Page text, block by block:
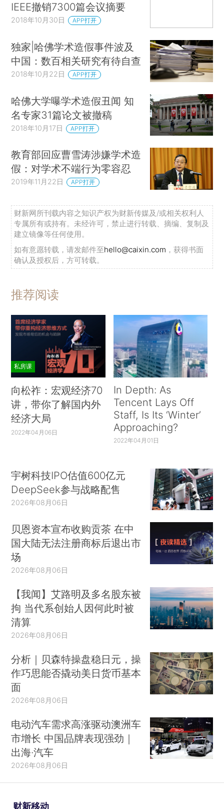
IEEE撤销7300篇会议摘要
2018年10月30日 APP打开
独家|哈佛学术造假事件波及
中国：数百相关研究有待自查
2018年10月22日 APP打开
哈佛大学曝学术造假丑闻 知
名专家31篇论文被撤稿
2018年10月17日 APP打开
教育部回应曹雪涛涉嫌学术造
假：对学术不端行为零容忍
2019年11月22日 APP打开
财新网所刊载内容之知识产权为财新传媒及/或相关权利人
专属所有或持有。未经许可，禁止进行转载、摘编、复制及
建立镜像等任何使用。
如有意愿转载，请发邮件至hello@caixin.com ，获得书面
确认及授权后，方可转载。
推荐阅读
私房课
向松祚：宏观经济70
讲，带你了解国内外
经济大局
2022年04月06日
In Depth: As
Tencent Lays Off
Staff, Is Its ‘Winter’
Approaching?
2022年04月01日
宇树科技IPO估值600亿元
DeepSeek参与战略配售
2026年08月06日
贝恩资本宣布收购贡茶 在中
国大陆无法注册商标后退出市
场
2026年08月06日
【我闻】艾路明及多名股东被
拘 当代系创始人因何此时被
清算
2026年08月06日
分析｜贝森特操盘稳日元，操
作巧思能否撬动美日货币基本
面
2026年08月06日
电动汽车需求高涨驱动澳洲车
市增长 中国品牌表现强劲｜
出海·汽车
2026年08月06日
财新移动